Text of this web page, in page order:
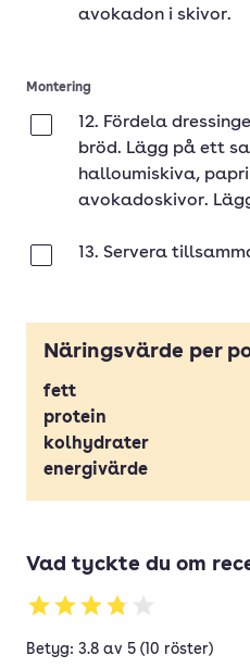
avokadon i skivor.
Montering
12. Fördela
bröd. Lägg på ett
halloumiskiva,
avokadoskivor.
13. Servera
Näringsvärde per
fett
protein
kolhydrater
energivärde
Vad tyckte du om
Betyg: 3.8 av 5 (10 röster)